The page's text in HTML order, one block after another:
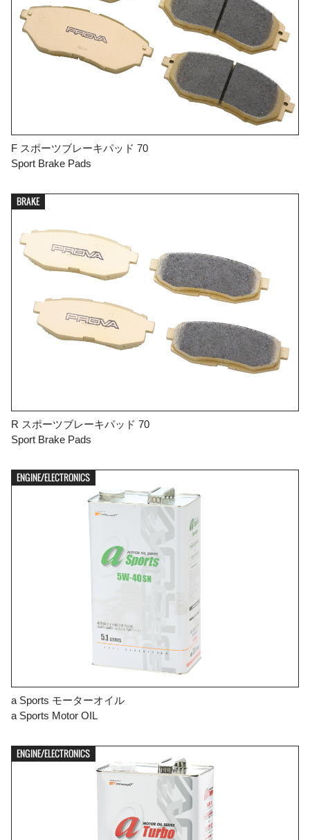
F スポーツブレーキパッド 70
Sport Brake Pads
BRAKE
R スポーツブレーキパッド 70
Sport Brake Pads
ENGINE/ELECTRONICS
a Sports モーターオイル
a Sports Motor OIL
ENGINE/ELECTRONICS